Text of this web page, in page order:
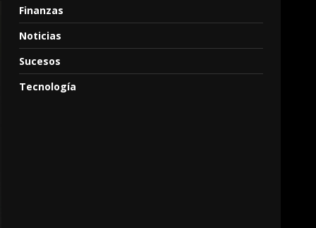
Finanzas
Noticias
Sucesos
Tecnología